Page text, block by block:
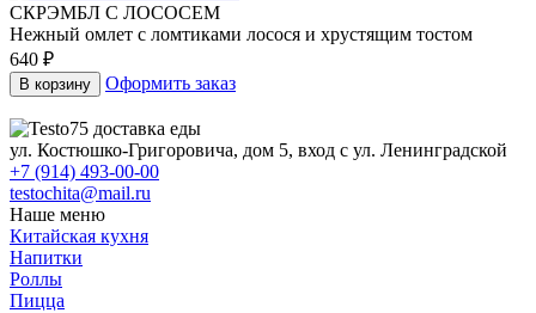
СКРЭМБЛ С ЛОСОСЕМ
Нежный омлет с ломтиками лосося и хрустящим тостом
640 ₽
В корзину Оформить заказ
ул. Костюшко-Григоровича, дом 5, вход с ул. Ленинградской
+7 (914) 493-00-00
testochita@mail.ru
Наше меню
Китайская кухня
Напитки
Роллы
Пицца